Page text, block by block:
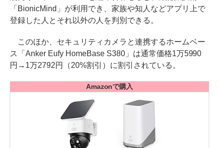
「BionicMind」が利用でき、家族や知人などアプリ上で
登録した人とそれ以外の人を判別できる。
このほか、セキュリティカメラと連携するホームベー
ス「Anker Eufy HomeBase S380」は通常価格1万5990
円→1万2792円（20%割引）に割引されている。
Amazonで購入